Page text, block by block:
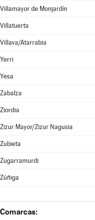
Villamayor de Monjardín
Villatuerta
Villava/Atarrabia
Yerri
Yesa
Zabalza
Ziordia
Zizur Mayor/Zizur Nagusia
Zubieta
Zugarramurdi
Zúñiga
Comarcas: